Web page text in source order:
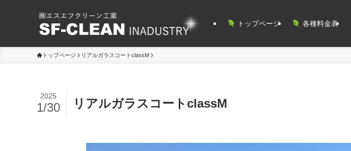
トップページ 各種料金表
トップページ リアルガラスコートclassM
リアルガラスコートclassM
2025
1/30